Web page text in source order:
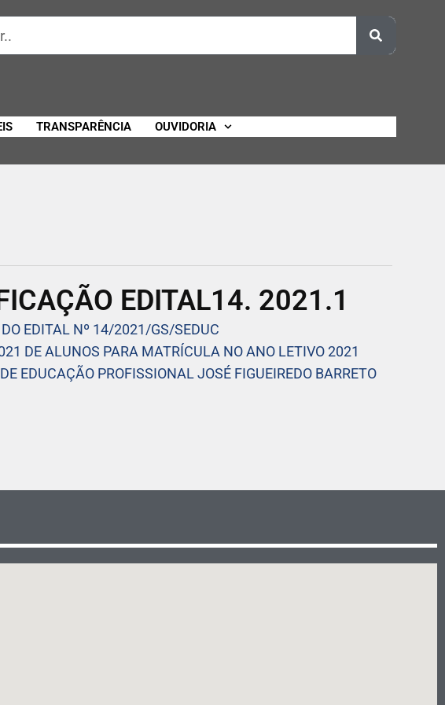
TRANSPARÊNCIA OUVIDORIA
EDITAL14. 2021.1
EDITAL Nº 14/2021/GS/SEDUC
DE ALUNOS PARA MATRÍCULA NO ANO LETIVO 2021
EDUCAÇÃO PROFISSIONAL JOSÉ FIGUEIREDO BARRETO